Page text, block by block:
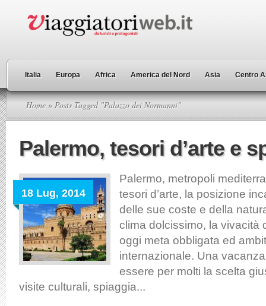
Italia Europa Africa America del Nord Asia Centro
Home » Posts Tagged "Palazzo dei Normanni"
Palermo, tesori d’arte e
18 Lug, 2014
Palermo, metropoli
tesori d’arte, la posizione
delle sue coste e della
clima dolcissimo, la vivacità
oggi meta obbligata ed
internazionale. Una
essere per molti la scelta
visite culturali, spiaggia...